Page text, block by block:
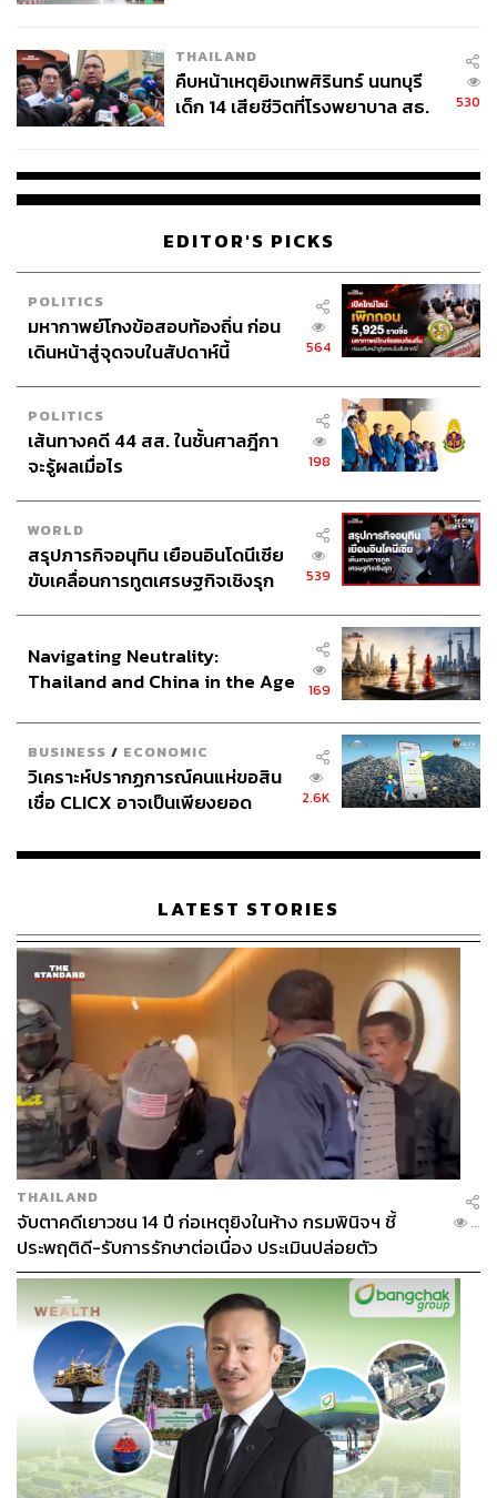
THAILAND
คืบหน้าเหตุยิงเทพศิรินทร์ นนทบุรี
เด็ก 14 เสียชีวิตที่โรงพยาบาล สธ.
530
EDITOR'S PICKS
POLITICS
มหากาพย์โกงข้อสอบท้องถิ่น ก่อน
เดินหน้าสู่จุดจบในสัปดาห์นี้
564
POLITICS
เส้นทางคดี 44 สส. ในชั้นศาลฎีกา
จะรู้ผลเมื่อไร
198
WORLD
สรุปภารกิจอนุทิน เยือนอินโดนีเซีย
ขับเคลื่อนการทูตเศรษฐกิจเชิงรุก
539
Navigating Neutrality:
Thailand and China in the Age
169
BUSINESS / ECONOMIC
วิเคราะห์ปรากฏการณ์คนแห่ขอสิน
เชื่อ CLICX อาจเป็นเพียงยอด
เรือนไทยที่ถูกซุกไว้
2.6K
LATEST STORIES
THAILAND
จับตาคดีเยาวชน 14 ปี ก่อเหตุยิงในห้าง กรมพินิจฯ ชี้
ประพฤติดี-รับการรักษาต่อเนื่อง ประเมินปล่อยตัว
...